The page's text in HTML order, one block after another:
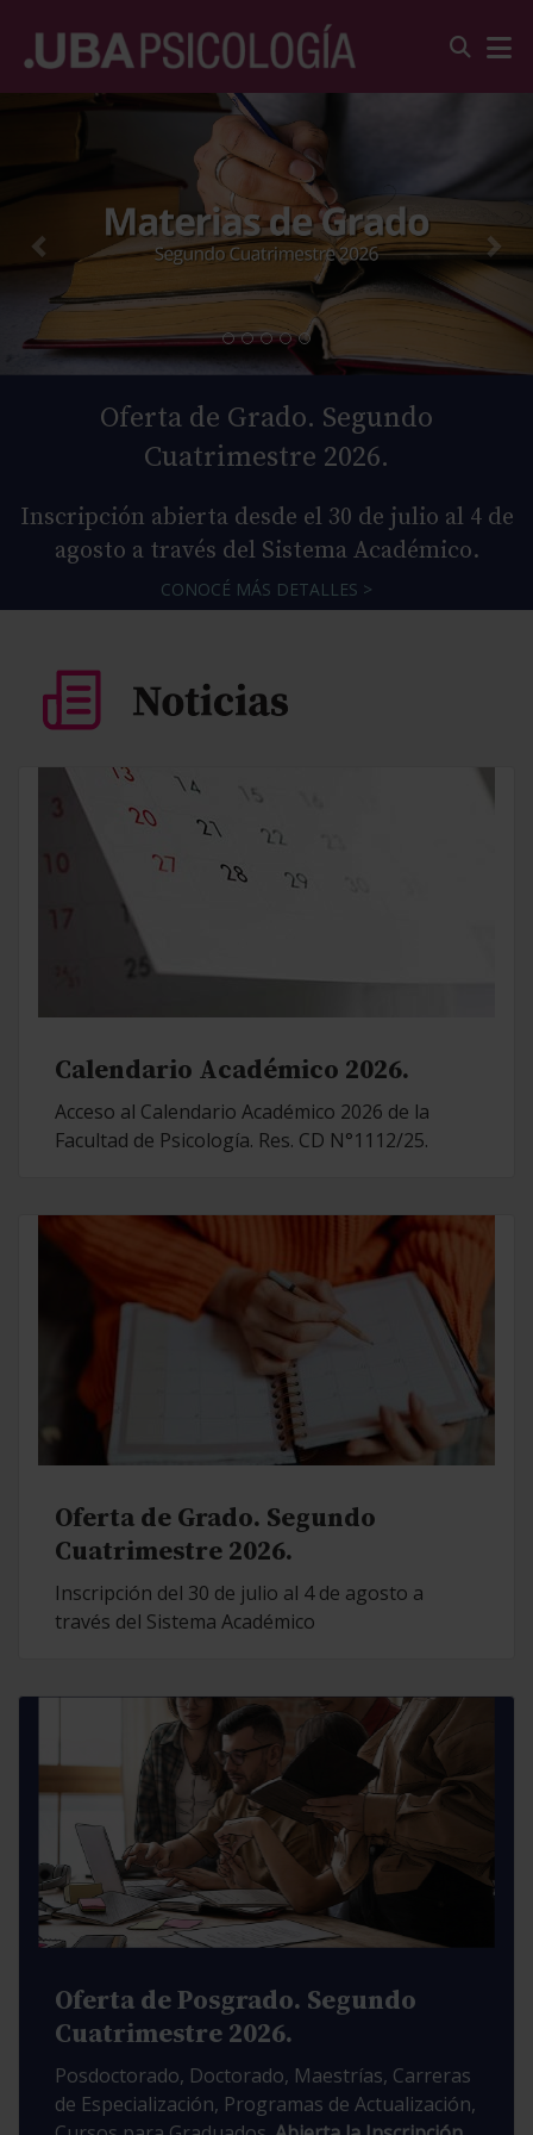
Oferta de Grado. Segundo
Cuatrimestre 2026.
Inscripción abierta desde el 30 de julio al 4 de
agosto a través del Sistema Académico.
CONOCÉ MÁS DETALLES >
Calendario Académico 2026.
Acceso al Calendario Académico 2026 de la
Facultad de Psicología. Res. CD N°1112/25.
Oferta de Grado. Segundo
Cuatrimestre 2026.
Inscripción del 30 de julio al 4 de agosto a
través del Sistema Académico
Oferta de Posgrado. Segundo
Cuatrimestre 2026.
Posdoctorado, Doctorado, Maestrías, Carreras
de Especialización, Programas de Actualización,